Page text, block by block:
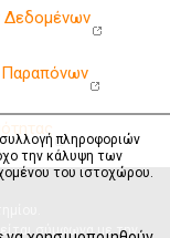
Παραπόνων
σύμφωνα με την
πληροφοριών
την κάλυψη των
του ιστοχώρου.